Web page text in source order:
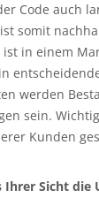
Code auch
somit
in einem
werden
sein.
Kunden
Ihrer Sicht die